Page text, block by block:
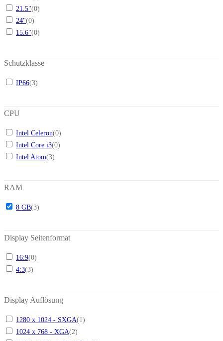
21.5"(0)
24"(0)
15.6"(0)
Schutzklasse
IP66(3)
CPU
Intel Celeron(0)
Intel Core i3(0)
Intel Atom(3)
RAM
8 GB(3)
Display Seitenformat
16:9(0)
4:3(3)
Display Auflösung
1280 x 1024 - SXGA(1)
1024 x 768 - XGA(2)